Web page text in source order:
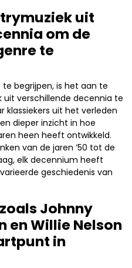
uit
om de
te
begrijpen, is het aan te
verschillende decennia te
klassiekers uit het verleden
dieper inzicht in hoe
heen heeft ontwikkeld.
van de jaren ’50 tot de
elk decennium heeft
geschiedenis van
Johnny
en Willie Nelson
in